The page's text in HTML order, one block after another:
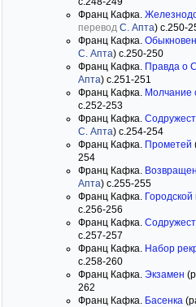
Франц Кафка.
перевод С. Апта) c.250-
Франц Кафка.
С. Апта) c.250-250
Франц Кафка. Правда о
Апта) c.251-251
Франц Кафка. Молчание
c.252-253
Франц Кафка.
С. Апта) c.254-254
Франц Кафка. Прометей
254
Франц Кафка.
Апта) c.255-255
Франц Кафка. Городской
c.256-256
Франц Кафка.
c.257-257
Франц Кафка. Набор
c.258-260
Франц Кафка. Экзамен
262
Франц Кафка. Басенка